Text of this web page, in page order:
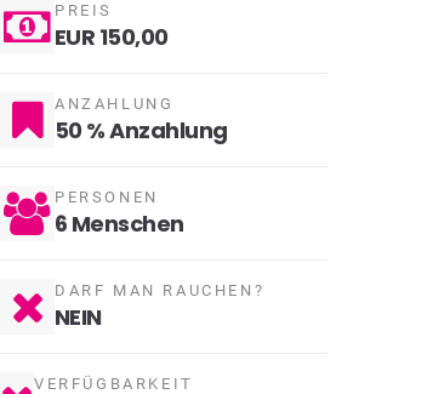
PREIS
EUR 150,00
ANZAHLUNG
50 % Anzahlung
PERSONEN
6 Menschen
DARF MAN RAUCHEN?
NEIN
VERFÜGBARKEIT